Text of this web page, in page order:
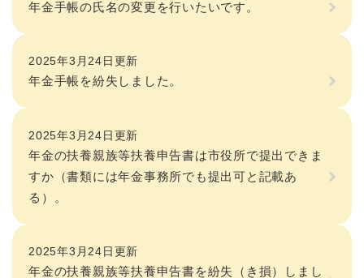
年金手帳の氏名の変更を行いたいです。
2025年3月24日更新
年金手帳を紛失しました。
2025年3月24日更新
年金の扶養親族等扶養申告書は市役所で提出できま
すか（書類には年金事務所でも提出可と記載あ
る）。
2025年3月24日更新
年金の扶養親族等扶養申告書を紛失（き損）しまし